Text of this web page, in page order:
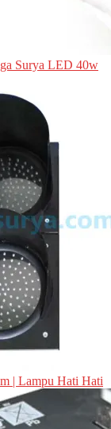
Surya LED 40w
| Lampu Hati Hati